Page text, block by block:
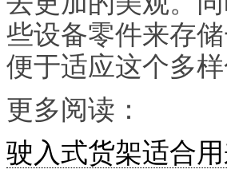
些设备零件来存
便于适应这个多
更多阅读：
驶入式货架适合